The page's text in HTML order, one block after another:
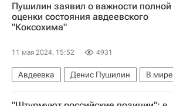
Пушилин заявил о важности полной
оценки состояния авдеевского
"Коксохима"
11 мая 2024, 15:52 4931
Авдеевка Денис Пушилин
В мире
Донецкая Народная Республика